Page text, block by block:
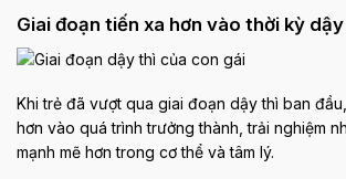
Giai đoạn tiến xa hơn vào thời kỳ
Khi trẻ đã vượt qua giai đoạn dậy thì ban
hơn vào quá trình trưởng thành, trải nghiệm
mạnh mẽ hơn trong cơ thể và tâm lý.